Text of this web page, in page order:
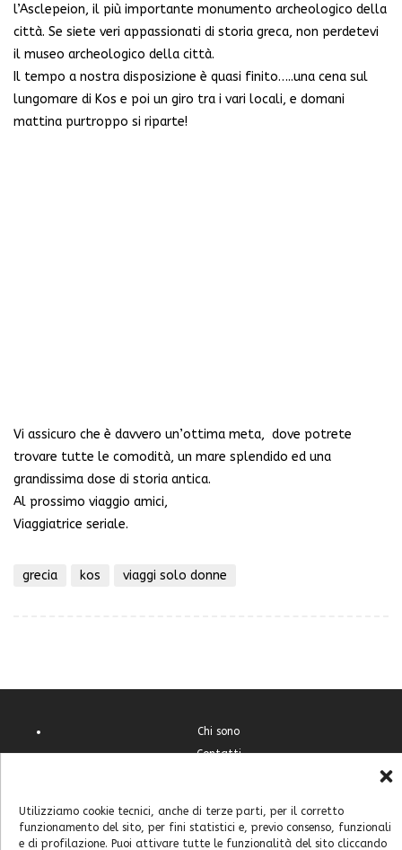
Utilizziamo cookie tecnici, anche di terze parti, per il corretto
funzionamento del sito, per fini statistici e, previo consenso, funzionali
e di profilazione. Puoi attivare tutte le funzionalità del sito cliccando
l’Asclepeion, il più importante monumento archeologico della
città. Se siete veri appassionati di storia greca, non perdetevi
il museo archeologico della città.
Il tempo a nostra disposizione è quasi finito…..una cena sul
lungomare di Kos e poi un giro tra i vari locali, e domani
mattina purtroppo si riparte!
Vi assicuro che è davvero un’ottima meta, dove potrete
trovare tutte le comodità, un mare splendido ed una
grandissima dose di storia antica.
Al prossimo viaggio amici,
Viaggiatrice seriale.
grecia kos viaggi solo donne
Chi sono
Contatti
Home
Italia